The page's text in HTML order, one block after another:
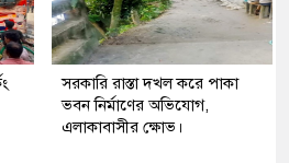
সরকারি রাস্তা দখল করে পাকা
ভবন নির্মাণের অভিযোগ,
এলাকাবাসীর ক্ষোভ।